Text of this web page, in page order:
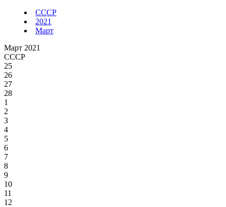
СССР
2021
Март
Март 2021
СССР
25
26
27
28
1
2
3
4
5
6
7
8
9
10
11
12